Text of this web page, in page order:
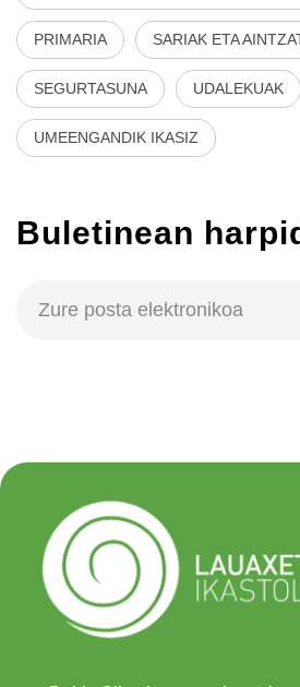
PRIMARIA SARIAK ETA
SEGURTASUNA UDALEKUAK
UMEENGANDIK IKASIZ
Buletinean